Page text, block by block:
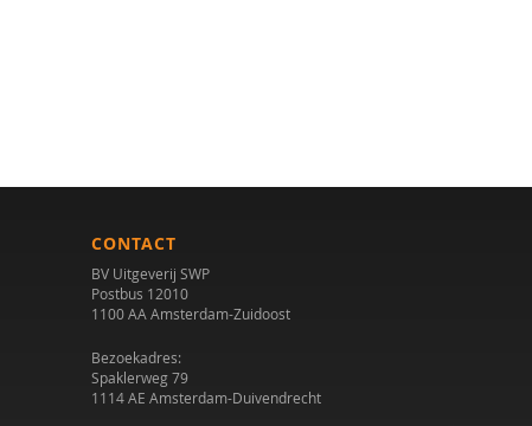
CONTACT
BV Uitgeverij SWP
Postbus 12010
1100 AA Amsterdam-Zuidoost
Bezoekadres:
Spaklerweg 79
1114 AE Amsterdam-Duivendrecht